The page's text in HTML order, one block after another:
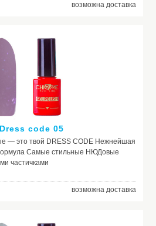
возможна доставка
code 05
— это твой DRESS CODE Нежнейшая
Самые стильные НЮДовые
частичками
возможна доставка